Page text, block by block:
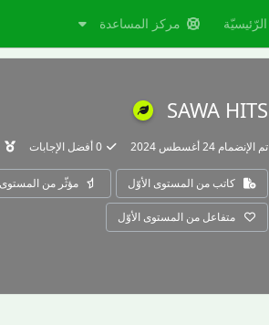
الرّئيسيّة مركز المساعدة
SAWA HITS
تم الإنضمام 24 أغسطس 2024 0أفضل الإجابات
كاتب من المستوى الأوّل مؤثّر من المستوى
متفاعل من المستوى الأوّل